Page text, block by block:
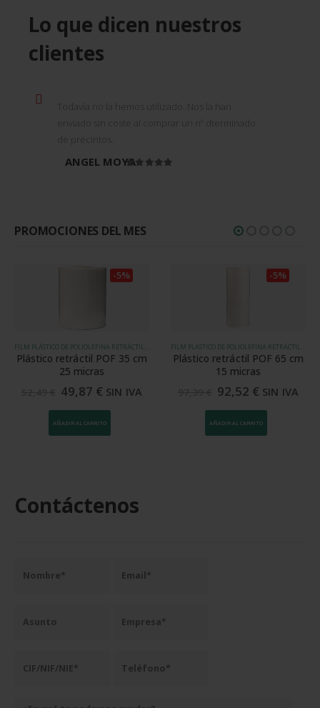
Lo que dicen nuestros
clientes
Todavía no la hemos utilizado. Nos la han
enviado sin coste al comprar un nº dterminado
de precintos.
ANGEL MOYA
PROMOCIONES DEL MES
Plástico retráctil POF 35 cm
25 micras
49,87 € SIN IVA
-5%
AÑADIR AL CARRITO
Plástico retráctil POF 65 cm
15 micras
92,52 € SIN IVA
-5%
AÑADIR AL CARRITO
Contáctenos